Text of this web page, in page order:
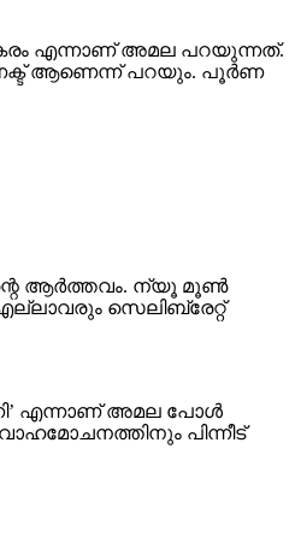
എന്നാണ് അമല പറയുന്നത്.
ആണെന്ന് പറയും. പൂര്‍ണ
ആര്‍ത്തവം. ന്യൂ മൂണ്‍
സെലിബ്രേറ്റ്
എന്നാണ് അമല പോള്‍
പിന്നീട്